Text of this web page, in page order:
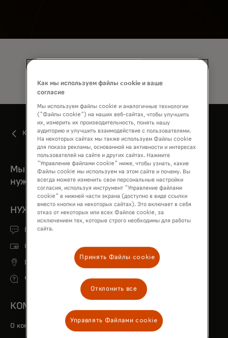
Круг чести Mastercard
Мы всегда рядом, когда тебе
нужна помощь
НУЖНА ПОМОЩЬ?
Получите поддержку
Сообщите о потерянной или украденной карте
Поиск банкомата
Часто задаваемые вопросы
КОМПАНИЯ
О компании
Как мы используем файлы cookie и ваше
согласие
Мы используем файлы cookie и аналогичные технологии
("Файлы cookie") на наших веб-сайтах, чтобы улучшить
их, измерить их производительность, понять нашу
аудиторию и улучшить взаимодействие с пользователями.
На некоторых сайтах мы также используем Файлы cookie
для показа рекламы, основанной на активности и интересах
пользователей на сайте и других сайтах. Нажмите
"Управление файлами cookie" ниже, чтобы узнать, какие
Файлы cookie мы используем на этом сайте и почему. Вы
всегда можете изменить свои персональные настройки
согласия, используя инструмент "Управление файлами
cookie" в нижней части экрана (доступно в виде ссылки
вместо кнопки на некоторых сайтах). Это включает в себя
отказ от некоторых или всех Файлов cookie, за
исключением тех, которые строго необходимы для работы
сайта.
Принять Файлы cookie
Отклонить все
Управлять Файлами cookie